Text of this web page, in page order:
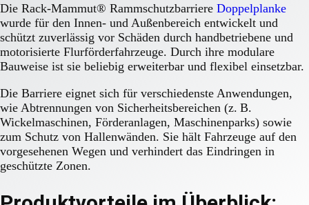
Die Rack-Mammut® Rammschutzbarriere Doppelplanke
wurde für den Innen- und Außenbereich entwickelt und
schützt zuverlässig vor Schäden durch handbetriebene und
motorisierte Flurförderfahrzeuge. Durch ihre modulare
Bauweise ist sie beliebig erweiterbar und flexibel einsetzbar.
Die Barriere eignet sich für verschiedenste Anwendungen,
wie Abtrennungen von Sicherheitsbereichen (z. B.
Wickelmaschinen, Förderanlagen, Maschinenparks) sowie
zum Schutz von Hallenwänden. Sie hält Fahrzeuge auf den
vorgesehenen Wegen und verhindert das Eindringen in
geschützte Zonen.